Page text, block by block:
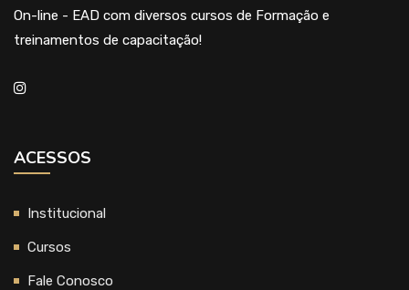
On-line - EAD com diversos cursos de Formação e
treinamentos de capacitação!
ACESSOS
Institucional
Cursos
Fale Conosco